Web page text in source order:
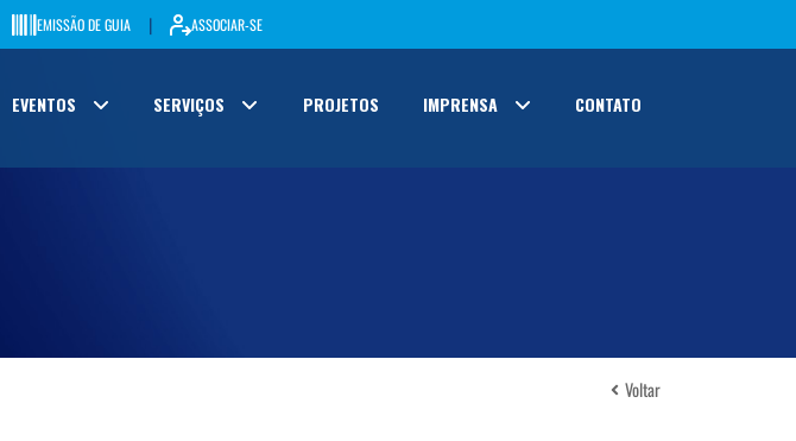
EMISSÃO DE GUIA | ASSOCIAR-SE
EVENTOS SERVIÇOS PROJETOS IMPRENSA CONTATO
Voltar